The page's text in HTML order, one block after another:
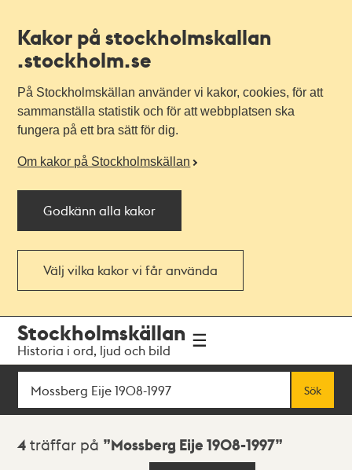
Kakor på stockholmskallan
.stockholm.se
På Stockholmskällan använder vi kakor, cookies, för att
sammanställa statistik och för att webbplatsen ska
fungera på ett bra sätt för dig.
Om kakor på Stockholmskällan
Godkänn alla kakor
Välj vilka kakor vi får använda
navigationen
huvudinnehållet
Stockholmskällan
Historia i ord, ljud och bild
Sök
Sök
Sökresultat
4 träffar på Mossberg Eije 1908-1997